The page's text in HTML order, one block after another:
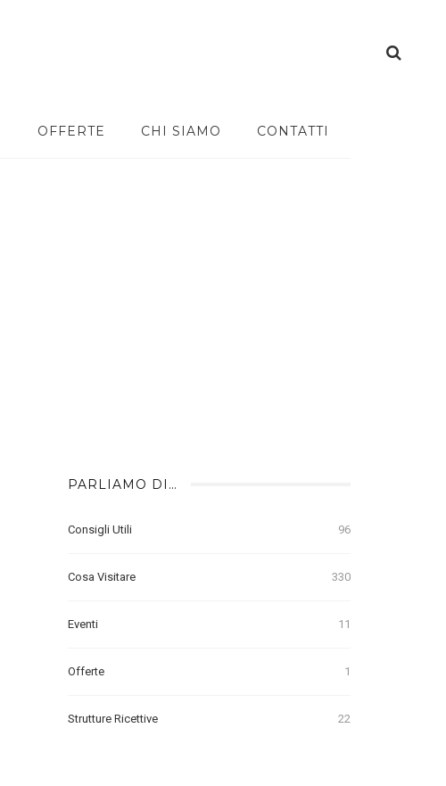
OFFERTE CHI SIAMO CONTATTI
PARLIAMO DI…
Consigli Utili 96
Cosa Visitare 330
Eventi 11
Offerte 1
Strutture Ricettive 22